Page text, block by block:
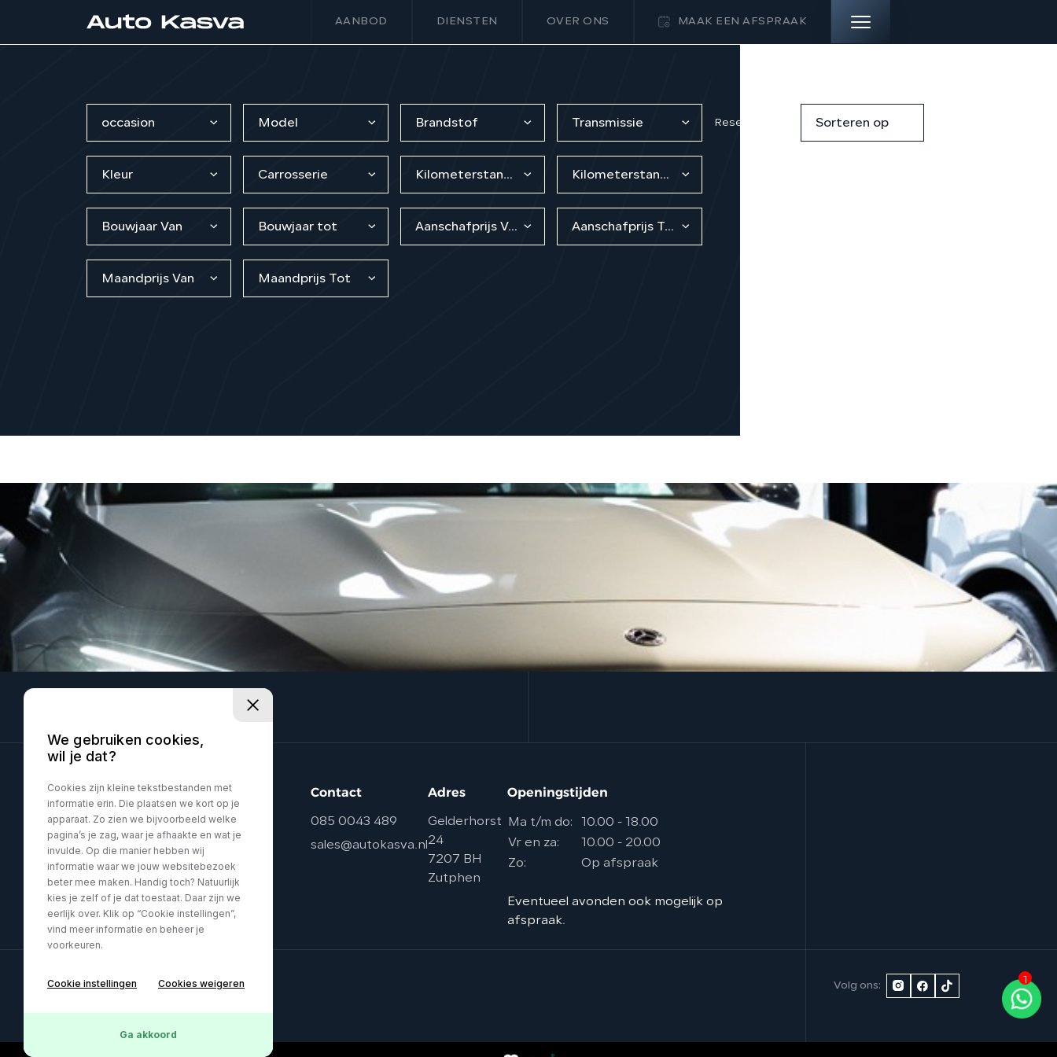
AANBOD DIENSTEN OVER ONS MAAK EEN AFSPRAAK
AANBOD
occasion Model Brandstof Transmissie
Kleur Carrosserie Kilometerstand van Kilometerstand tot
Bouwjaar Van Bouwjaar tot Aanschafprijs Van Aanschafprijs Tot
Maandprijs Van Maandprijs Tot
Reset filters Sorteren op
Contact
085 0043 489
sales@autokasva.nl
Adres
Gelderhorst
24
7207 BH
Zutphen
Openingstijden
Ma t/m do:
10.00 - 18.00
Vr en za:
10.00 - 20.00
Zo:
Op afspraak
Eventueel avonden ook mogelijk op
afspraak.
Privacy policy Volg ons:
We gebruiken cookies,
wil je dat?
Cookies zijn kleine tekstbestanden met
informatie erin. Die plaatsen we kort op je
apparaat. Zo zien we bijvoorbeeld welke
pagina’s je zag, waar je afhaakte en wat je
invulde. Op die manier hebben wij
informatie waar we jouw websitebezoek
beter mee maken. Handig toch? Natuurlijk
kies je zelf of je dat toestaat. Daar zijn we
eerlijk over. Klik op “Cookie instellingen”,
vind meer informatie en beheer je
voorkeuren.
Cookie instellingen Cookies weigeren
Ga akkoord